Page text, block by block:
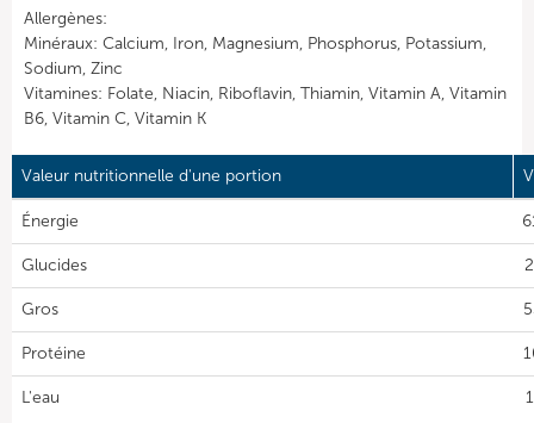
Allergènes:
Minéraux: Calcium, Iron, Magnesium, Phosphorus, Potassium,
Sodium, Zinc
Vitamines: Folate, Niacin, Riboflavin, Thiamin, Vitamin A, Vitamin
B6, Vitamin C, Vitamin K
Valeur nutritionnelle d'une portion
Énergie
Glucides
Gros
Protéine
L'eau